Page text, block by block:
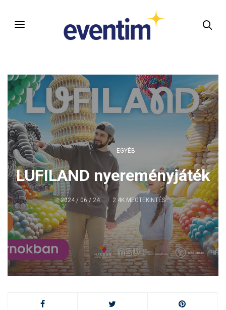
EGYÉB
LUFILAND nyereményjáték
2024 / 06 / 24 2.4K MEGTEKINTÉS